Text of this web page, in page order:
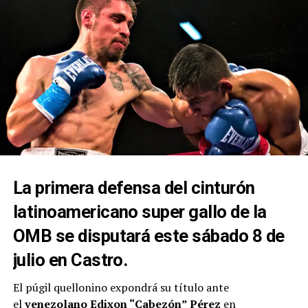
La primera defensa del cinturón
latinoamericano super gallo de la
OMB se disputará este sábado 8 de
julio en Castro.
El púgil quellonino expondrá su título ante
elvenezolano Edixon “Cabezón” Pérez en